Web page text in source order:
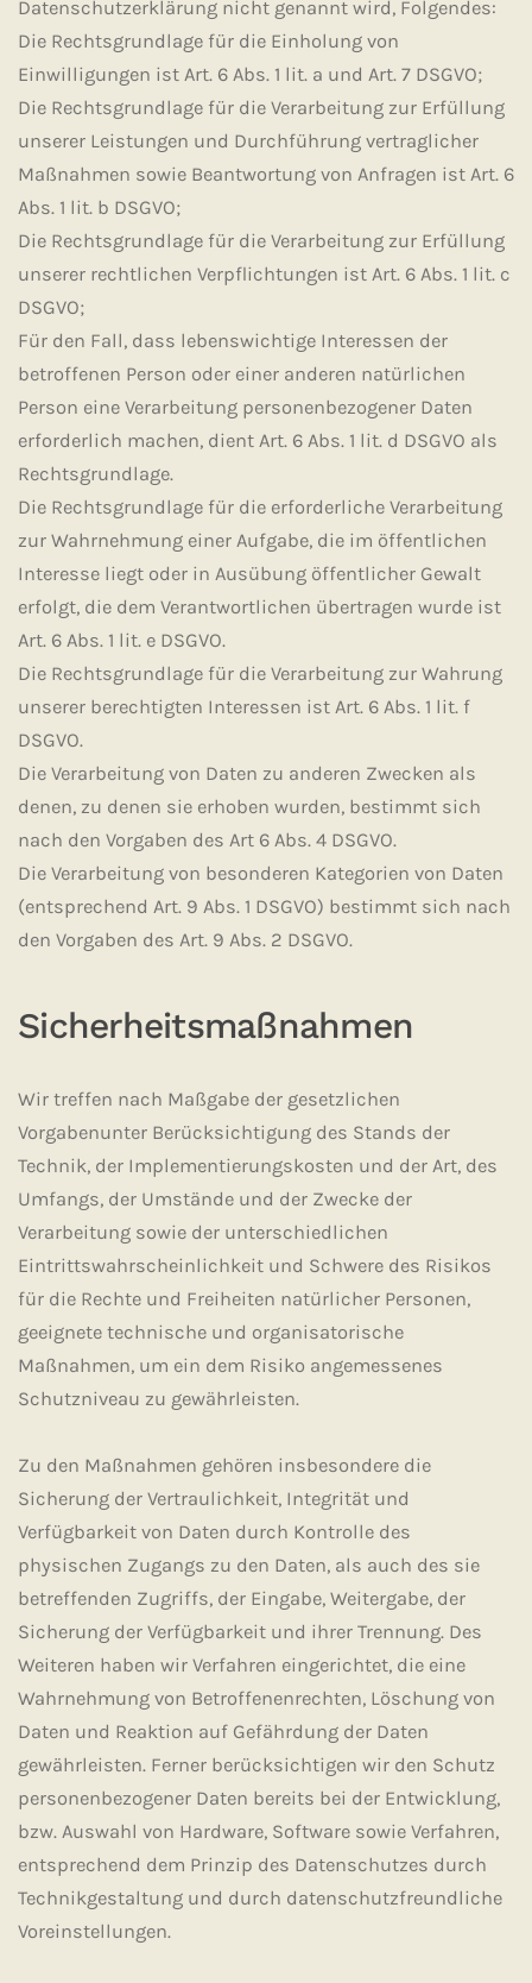
Datenschutzerklärung nicht genannt wird, Folgendes:
Die Rechtsgrundlage für die Einholung von
Einwilligungen ist Art. 6 Abs. 1 lit. a und Art. 7 DSGVO;
Die Rechtsgrundlage für die Verarbeitung zur Erfüllung
unserer Leistungen und Durchführung vertraglicher
Maßnahmen sowie Beantwortung von Anfragen ist Art. 6
Abs. 1 lit. b DSGVO;
Die Rechtsgrundlage für die Verarbeitung zur Erfüllung
unserer rechtlichen Verpflichtungen ist Art. 6 Abs. 1 lit. c
DSGVO;
Für den Fall, dass lebenswichtige Interessen der
betroffenen Person oder einer anderen natürlichen
Person eine Verarbeitung personenbezogener Daten
erforderlich machen, dient Art. 6 Abs. 1 lit. d DSGVO als
Rechtsgrundlage.
Die Rechtsgrundlage für die erforderliche Verarbeitung
zur Wahrnehmung einer Aufgabe, die im öffentlichen
Interesse liegt oder in Ausübung öffentlicher Gewalt
erfolgt, die dem Verantwortlichen übertragen wurde ist
Art. 6 Abs. 1 lit. e DSGVO.
Die Rechtsgrundlage für die Verarbeitung zur Wahrung
unserer berechtigten Interessen ist Art. 6 Abs. 1 lit. f
DSGVO.
Die Verarbeitung von Daten zu anderen Zwecken als
denen, zu denen sie erhoben wurden, bestimmt sich
nach den Vorgaben des Art 6 Abs. 4 DSGVO.
Die Verarbeitung von besonderen Kategorien von Daten
(entsprechend Art. 9 Abs. 1 DSGVO) bestimmt sich nach
den Vorgaben des Art. 9 Abs. 2 DSGVO.
Sicherheitsmaßnahmen
Wir treffen nach Maßgabe der gesetzlichen
Vorgabenunter Berücksichtigung des Stands der
Technik, der Implementierungskosten und der Art, des
Umfangs, der Umstände und der Zwecke der
Verarbeitung sowie der unterschiedlichen
Eintrittswahrscheinlichkeit und Schwere des Risikos
für die Rechte und Freiheiten natürlicher Personen,
geeignete technische und organisatorische
Maßnahmen, um ein dem Risiko angemessenes
Schutzniveau zu gewährleisten.
Zu den Maßnahmen gehören insbesondere die
Sicherung der Vertraulichkeit, Integrität und
Verfügbarkeit von Daten durch Kontrolle des
physischen Zugangs zu den Daten, als auch des sie
betreffenden Zugriffs, der Eingabe, Weitergabe, der
Sicherung der Verfügbarkeit und ihrer Trennung. Des
Weiteren haben wir Verfahren eingerichtet, die eine
Wahrnehmung von Betroffenenrechten, Löschung von
Daten und Reaktion auf Gefährdung der Daten
gewährleisten. Ferner berücksichtigen wir den Schutz
personenbezogener Daten bereits bei der Entwicklung,
bzw. Auswahl von Hardware, Software sowie Verfahren,
entsprechend dem Prinzip des Datenschutzes durch
Technikgestaltung und durch datenschutzfreundliche
Voreinstellungen.